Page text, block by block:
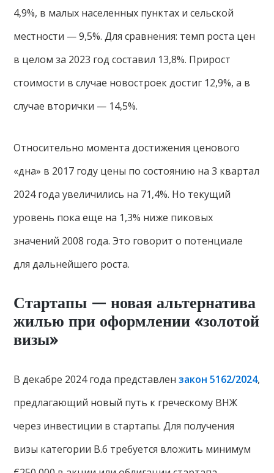
4,9%, в малых населенных пунктах и сельской
местности — 9,5%. Для сравнения: темп роста цен
в целом за 2023 год составил 13,8%. Прирост
стоимости в случае новостроек достиг 12,9%, а в
случае вторички — 14,5%.
Относительно момента достижения ценового
«дна» в 2017 году цены по состоянию на 3 квартал
2024 года увеличились на 71,4%. Но текущий
уровень пока еще на 1,3% ниже пиковых
значений 2008 года. Это говорит о потенциале
для дальнейшего роста.
Стартапы — новая альтернатива
жилью при оформлении «золотой
визы»
В декабре 2024 года представлензакон 5162/2024,
предлагающий новый путь к греческому ВНЖ
через инвестиции в стартапы. Для получения
визы категории B.6 требуется вложить минимум